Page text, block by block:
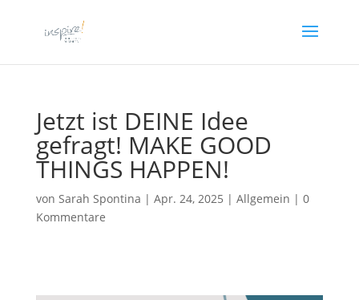
Jetzt ist DEINE Idee
gefragt! MAKE GOOD
THINGS HAPPEN!
von Sarah Spontina | Apr. 24, 2025 | Allgemein | 0
Kommentare